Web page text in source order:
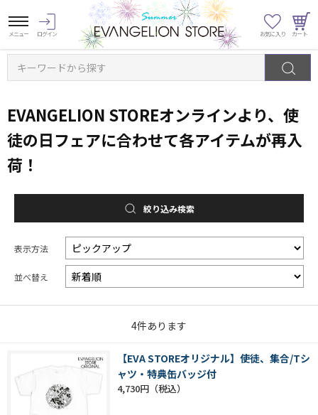
キーワードから探す
EVANGELION STOREオンラインより、使
徒の日フェアに合わせて各アイテムが再入
荷！
絞り込み検索
表示方法
並べ替え
4件あります
【EVA STOREオリジナル】使徒、集合/Tシ
ャツ・特典缶バッジ付
4,730円